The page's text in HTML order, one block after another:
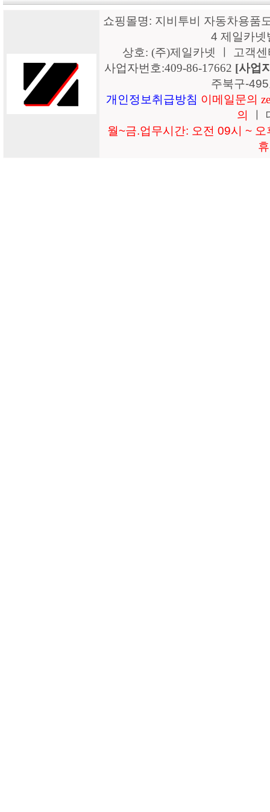
쇼핑몰명: 지비투비 자동차용품
4 제일카
상호: (주)제일카넷 ㅣ 고객
사업자번호:409-86-17662 [사업
주북구-
개인정보취급방침 이메일문의
의
월~금.업무시간: 오전 09시 ~